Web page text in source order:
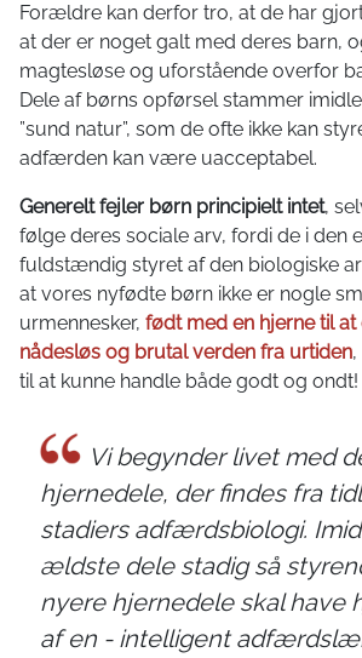
Forældre kan derfor tro, at de har
at der er noget galt med deres barn,
magtesløse og uforstående overfor
Dele af børns opførsel stammer
”sund natur”, som de ofte ikke kan
adfærden kan være uacceptabel.
Generelt fejler børn principielt intet,
følge deres sociale arv, fordi de i den
fuldstændig styret af den biologiske
at vores nyfødte børn ikke er nogle
urmennesker, født med en hjerne til at
nådesløs og brutal verden fra urtiden
til at kunne handle både godt og ondt!
Vi begynder livet med
hjernedele, der findes fra
stadiers adfærdsbiologi.
ældste dele stadig så
nyere hjernedele skal have
af en - intelligent